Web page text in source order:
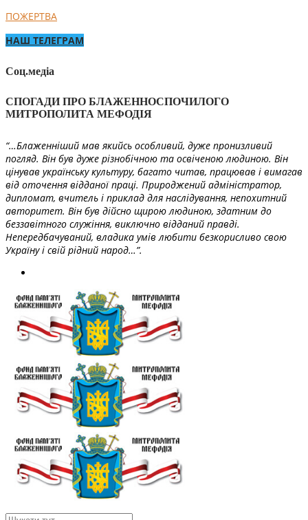
ПОЖЕРТВА
НАШ ТЕЛЕГРАМ
Соц.медіа
СПОГАДИ ПРО БЛАЖЕННОСПОЧИЛОГО
МИТРОПОЛИТА МЕФОДІЯ
“…Блаженніший мав якийсь особливий, дуже пронизливий
погляд. Він був дуже різнобічною та освіченою людиною. Він
цінував українську культуру, багато читав, працював і вимагав
від оточення відданої праці. Природжений адміністратор,
дипломат, вчитель і приклад для наслідування, непохитний
авторитет. Він був дійсно щирою людиною, здатним до
беззавітного служіння, виключно відданий правді.
Непередбачуваний, владика умів любити безкорисливо свою
Україну і свій рідний народ…”.